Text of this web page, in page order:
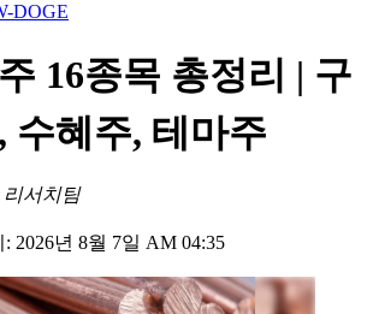
DOGE
16종목 총정리 | 구
수혜주, 테마주
서치팀
2026년 8월 7일 AM 04:35